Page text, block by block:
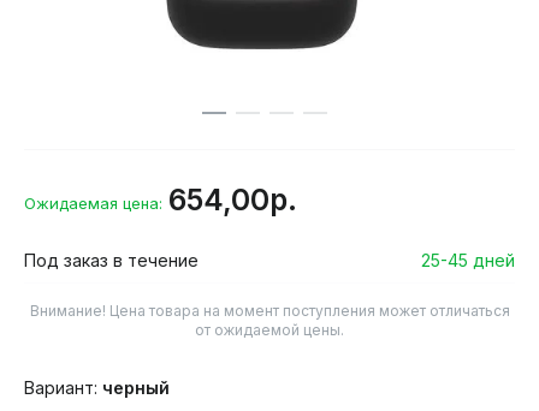
Ожидаемая цена: 654,00р.
Под заказ в течение 25-45 дней
Внимание! Цена товара на момент поступления может отличаться
от ожидаемой цены.
Вариант: черный